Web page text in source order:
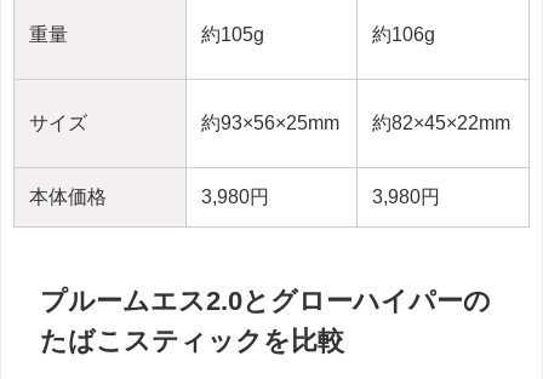
重量 約105g 約106g
サイズ 約93×56×25mm 約82×45×22mm
本体価格 3,980円 3,980円
プルームエス2.0とグローハイパーの
たばこスティックを比較